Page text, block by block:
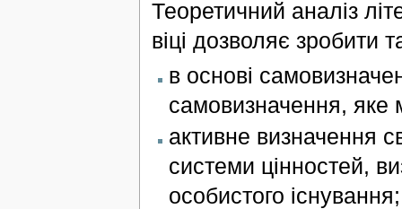
Теоретичний аналіз
віці дозволяє зробити
в основі
самовизначення, яке
активне визначення
системи цінностей,
особистого існування;